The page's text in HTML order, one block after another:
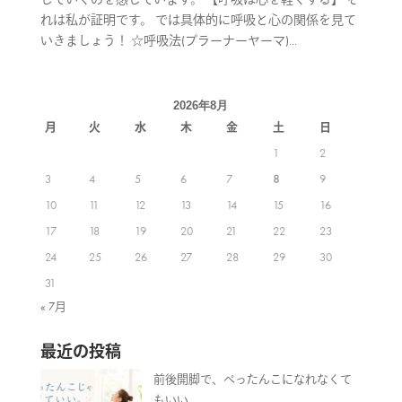
れは私が証明です。 では具体的に呼吸と心の関係を見て
いきましょう！ ☆呼吸法(プラーナーヤーマ)...
2026年8月
月 火 水 木 金 土
日
1
2
3
4 5 6 7 8
9
10
11 12 13 14 15
16
17
18 19 20 21 22
23
24
25 26 27 28 29
30
31
« 7月
最近の投稿
前後開脚で、ぺったんこになれなくて